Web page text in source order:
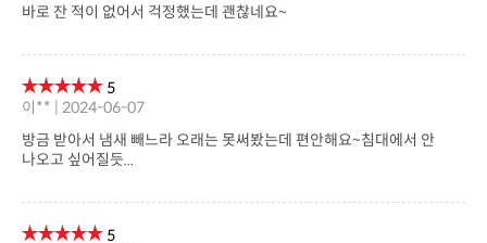
바로 잔 적이 없어서 걱정했는데 괜찮네요~
5
이** | 2024-06-07
나오고 싶어질듯...
5